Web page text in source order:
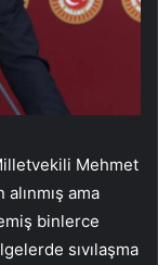
Mehmet
ama
binlerce
sıvılaşma